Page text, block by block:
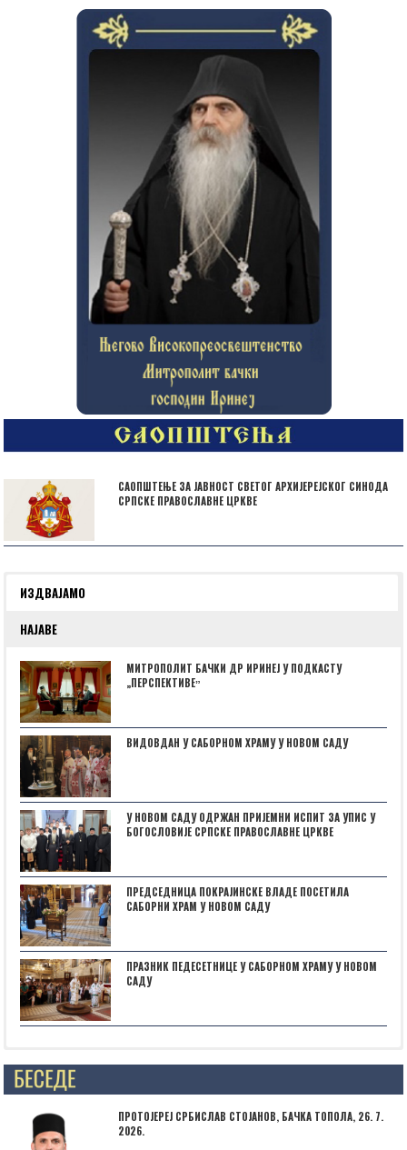
САОПШТЕЊЕ ЗА ЈАВНОСТ СВЕТОГ АРХИЈЕРЕЈСКОГ СИНОДА
СРПСКЕ ПРАВОСЛАВНЕ ЦРКВЕ
ИЗДВАЈАМО
НАЈАВЕ
МИТРОПОЛИТ БАЧКИ ДР ИРИНЕЈ У ПОДКАСТУ
„ПЕРСПЕКТИВЕˮ
ВИДОВДАН У САБОРНОМ ХРАМУ У НОВОМ САДУ
У НОВОМ САДУ ОДРЖАН ПРИЈЕМНИ ИСПИТ ЗА УПИС У
БОГОСЛОВИЈЕ СРПСКЕ ПРАВОСЛАВНЕ ЦРКВЕ
ПРЕДСЕДНИЦА ПОКРАЈИНСКЕ ВЛАДЕ ПОСЕТИЛА
САБОРНИ ХРАМ У НОВОМ САДУ
ПРАЗНИК ПЕДЕСЕТНИЦЕ У САБОРНОМ ХРАМУ У НОВОМ
САДУ
Posts not found
ПРОТОЈЕРЕЈ СРБИСЛАВ СТОЈАНОВ, БАЧКА ТОПОЛА, 26. 7.
2026.